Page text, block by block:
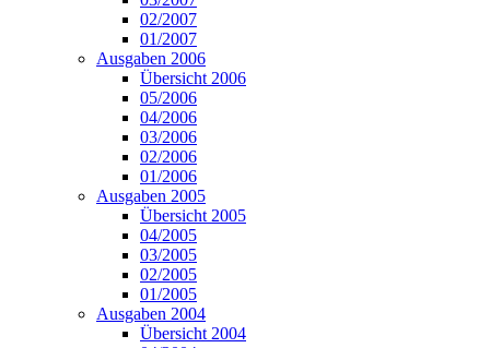
02/2007
01/2007
Ausgaben 2006
Übersicht 2006
05/2006
04/2006
03/2006
02/2006
01/2006
Ausgaben 2005
Übersicht 2005
04/2005
03/2005
02/2005
01/2005
Ausgaben 2004
Übersicht 2004